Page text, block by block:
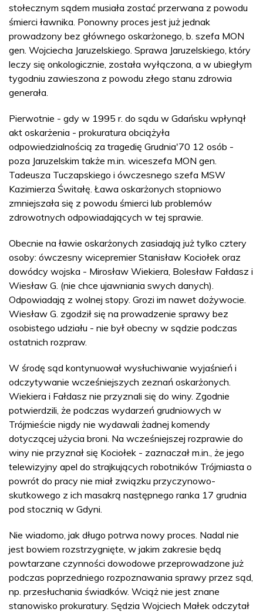
stołecznym sądem musiała zostać przerwana z powodu
śmierci ławnika. Ponowny proces jest już jednak
prowadzony bez głównego oskarżonego, b. szefa MON
gen. Wojciecha Jaruzelskiego. Sprawa Jaruzelskiego, który
leczy się onkologicznie, została wyłączona, a w ubiegłym
tygodniu zawieszona z powodu złego stanu zdrowia
generała.
Pierwotnie - gdy w 1995 r. do sądu w Gdańsku wpłynął
akt oskarżenia - prokuratura obciążyła
odpowiedzialnością za tragedię Grudnia'70 12 osób -
poza Jaruzelskim także m.in. wiceszefa MON gen.
Tadeusza Tuczapskiego i ówczesnego szefa MSW
Kazimierza Świtałę. Ława oskarżonych stopniowo
zmniejszała się z powodu śmierci lub problemów
zdrowotnych odpowiadających w tej sprawie.
Obecnie na ławie oskarżonych zasiadają już tylko cztery
osoby: ówczesny wicepremier Stanisław Kociołek oraz
dowódcy wojska - Mirosław Wiekiera, Bolesław Fałdasz i
Wiesław G. (nie chce ujawniania swych danych).
Odpowiadają z wolnej stopy. Grozi im nawet dożywocie.
Wiesław G. zgodził się na prowadzenie sprawy bez
osobistego udziału - nie był obecny w sądzie podczas
ostatnich rozpraw.
W środę sąd kontynuował wysłuchiwanie wyjaśnień i
odczytywanie wcześniejszych zeznań oskarżonych.
Wiekiera i Fałdasz nie przyznali się do winy. Zgodnie
potwierdzili, że podczas wydarzeń grudniowych w
Trójmieście nigdy nie wydawali żadnej komendy
dotyczącej użycia broni. Na wcześniejszej rozprawie do
winy nie przyznał się Kociołek - zaznaczał m.in., że jego
telewizyjny apel do strajkujących robotników Trójmiasta o
powrót do pracy nie miał związku przyczynowo-
skutkowego z ich masakrą następnego ranka 17 grudnia
pod stocznią w Gdyni.
Nie wiadomo, jak długo potrwa nowy proces. Nadal nie
jest bowiem rozstrzygnięte, w jakim zakresie będą
powtarzane czynności dowodowe przeprowadzone już
podczas poprzedniego rozpoznawania sprawy przez sąd,
np. przesłuchania świadków. Wciąż nie jest znane
stanowisko prokuratury. Sędzia Wojciech Małek odczytał